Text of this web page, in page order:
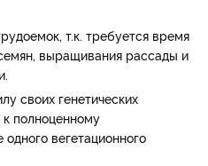
т.к. требуется время
выращивания рассады и
своих генетических
полноценному
вегетационного